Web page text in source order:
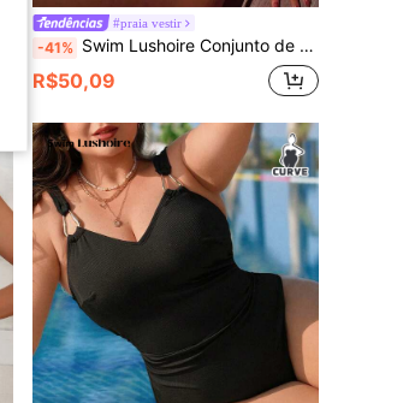
#praia vestir
-41% Swim Lushoire Conjunto de Maiô Estilo Tankini com Alça Larga, Franzido e Estampa de Leopardo, Floral e Retalhos Pretos para Mulheres Maduras, Estilo Emagrecedor, Primavera/Verão
R$50,09